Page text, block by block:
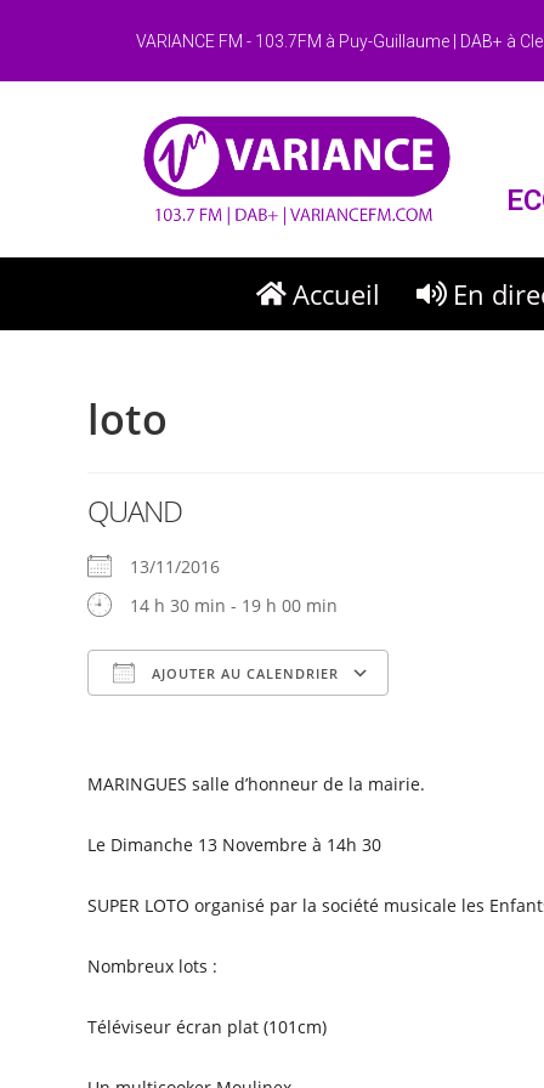
VARIANCE FM - 103.7FM à Puy-Guillaume | DAB+ à
Accueil En
loto
QUAND
13/11/2016
14 h 30 min - 19 h 00 min
AJOUTER AU CALENDRIER
MARINGUES salle d’honneur de la mairie.
Le Dimanche 13 Novembre à 14h 30
SUPER LOTO organisé par la société musicale les
Nombreux lots :
Téléviseur écran plat (101cm)